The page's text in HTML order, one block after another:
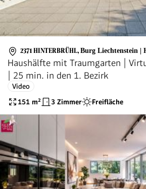
2371 HINTERBRÜHL, Burg Liechtenstein | Husaren
Haushälfte mit Traumgarten |
| 25 min. in den 1. Bezirk
Video
151 m² 3 Zimmer Freifläche